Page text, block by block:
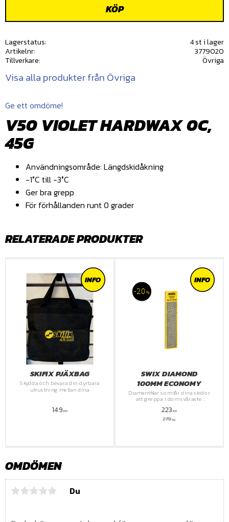
KÖP
Lagerstatus
4 st i lager
Artikelnr
3779020
Tillverkare
Övriga
Visa alla produkter från Övriga
Ge ett omdöme!
V50 VIOLET HARDWAX 0C,
45G
Användningsområde: Längdskidåkning
-1°C till -3°C
Ger bra grepp
För förhållanden runt 0 grader
OMDÖMEN
Du
RELATERADE PRODUKTER
SKIFIX PJÄXBAG
Skydda och bevara din dyrbara
utrustning mellan dina
149KR
INFO
SWIX DIAMOND
100MM ECONOMY
Diamantfilar som får dina skidor
att greppa i dom svåraste
223KR
279KR
20%
INFO